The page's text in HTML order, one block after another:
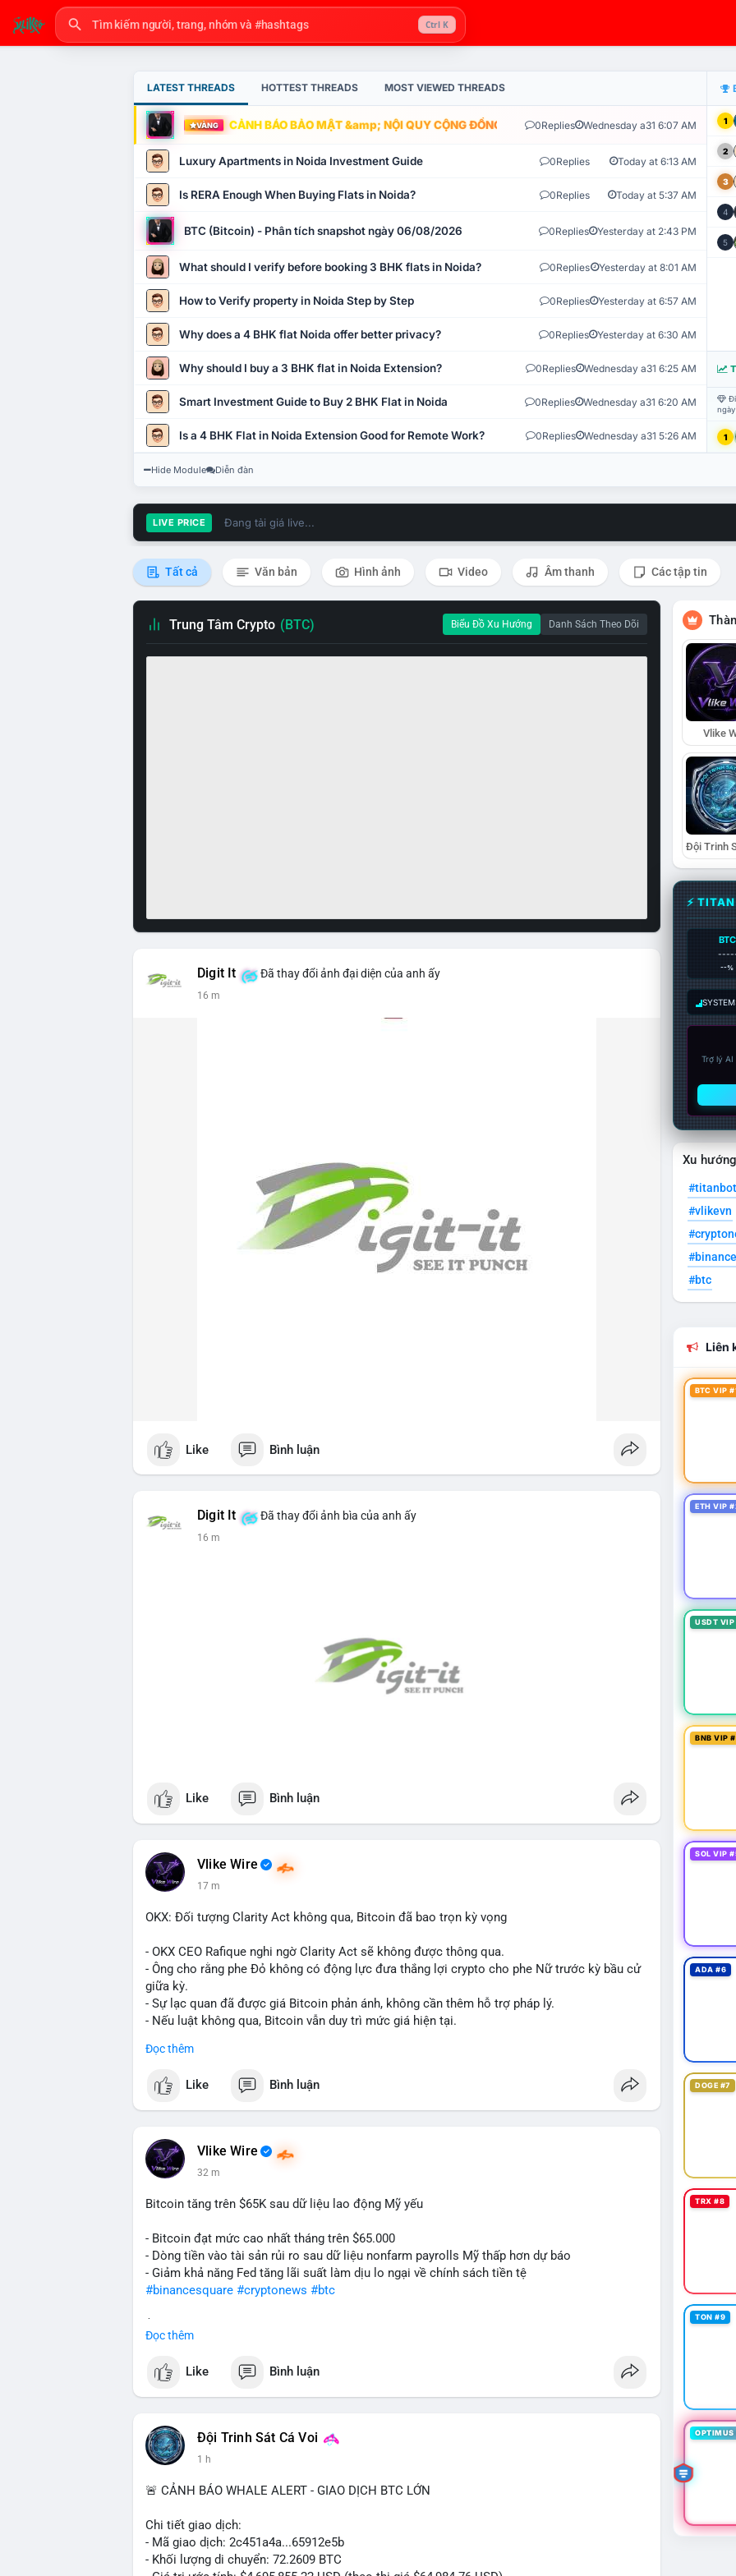
Ctrl K
LATEST THREADS HOTTEST THREADS MOST VIEWED THREADS
VÀNG CẢNH BÁO BẢO MẬT &amp; NỘI QUY CỘNG ĐỒNG VLIKE.VN: HỆ THỐNG GIÁM SÁT TỰ
0Replies Wednesday a31 6:07 AM
Luxury Apartments in Noida Investment Guide 0Replies Today at 6:13 AM
Is RERA Enough When Buying Flats in Noida? 0Replies Today at 5:37 AM
BTC (Bitcoin) - Phân tích snapshot ngày 06/08/2026 0Replies Yesterday at 2:43 PM
What should I verify before booking 3 BHK flats in Noida? 0Replies Yesterday at 8:01 AM
How to Verify property in Noida Step by Step 0Replies Yesterday at 6:57 AM
Why does a 4 BHK flat Noida offer better privacy? 0Replies Yesterday at 6:30 AM
Why should I buy a 3 BHK flat in Noida Extension? 0Replies Wednesday a31 6:25 AM
Smart Investment Guide to Buy 2 BHK Flat in Noida 0Replies Wednesday a31 6:20 AM
Is a 4 BHK Flat in Noida Extension Good for Remote Work? 0Replies Wednesday a31 5:26 AM
1
2
3
4
5
1
Hide Module Diễn đàn
LIVE PRICE Đang tải giá live...
Tất cả Văn bản Hình ảnh Video Âm thanh Các tập tin
Trung Tâm Crypto (BTC) Biểu Đồ Xu Hướng Danh Sách Theo Dõi
Digit It Đã thay đổi ảnh đại diện của anh ấy
16 m
Like Bình luận
Digit It Đã thay đổi ảnh bìa của anh ấy
16 m
Like Bình luận
Vlike Wire
17 m
OKX: Đối tượng Clarity Act không qua, Bitcoin đã bao trọn kỳ vọng
- OKX CEO Rafique nghi ngờ Clarity Act sẽ không được thông qua.
- Ông cho rằng phe Đỏ không có động lực đưa thắng lợi crypto cho phe Nữ trước kỳ bầu cử
giữa kỳ.
- Sự lạc quan đã được giá Bitcoin phản ánh, không cần thêm hỗ trợ pháp lý.
- Nếu luật không qua, Bitcoin vẫn duy trì mức giá hiện tại.
#binancesquare
$btc
📰 Nguồn: CoinDesk
Đọc thêm
Like Bình luận
Vlike Wire
32 m
Bitcoin tăng trên $65K sau dữ liệu lao động Mỹ yếu
- Bitcoin đạt mức cao nhất tháng trên $65.000
- Dòng tiền vào tài sản rủi ro sau dữ liệu nonfarm payrolls Mỹ thấp hơn dự báo
- Giảm khả năng Fed tăng lãi suất làm dịu lo ngại về chính sách tiền tệ
#binancesquare #cryptonews #btc
📰 Nguồn: Cointelegraph
Đọc thêm
Like Bình luận
Đội Trinh Sát Cá Voi
1 h
🚨 CẢNH BÁO WHALE ALERT - GIAO DỊCH BTC LỚN
Chi tiết giao dịch:
- Mã giao dịch: 2c451a4a...65912e5b
- Khối lượng di chuyển: 72.2609 BTC
Vlike
⚡
BTC
--%
Trợ lý
Xu
#titanbot
#vlikevn
#btc
Liên
BTC VIP
ETH VIP
USDT
BNB VIP
SOL VIP
ADA #6
DOGE #7
TRX #8
TON #9
OPTIMUS